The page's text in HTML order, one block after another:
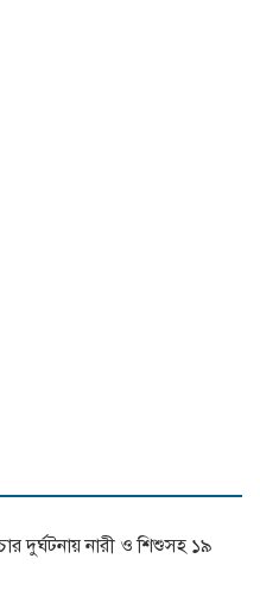
দুর্ঘটনায় নারী ও শিশুসহ ১৯